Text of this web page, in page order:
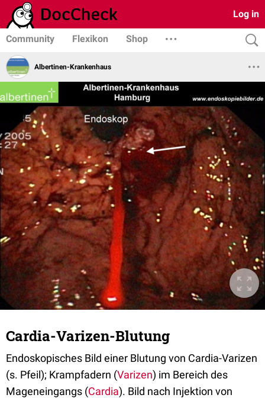
Log in
Community Flexikon Shop
Albertinen-Krankenhaus
Cardia-Varizen-Blutung
Endoskopisches Bild einer Blutung von Cardia-Varizen
(s. Pfeil); Krampfadern (Varizen) im Bereich des
Mageneingangs (Cardia). Bild nach Injektion von